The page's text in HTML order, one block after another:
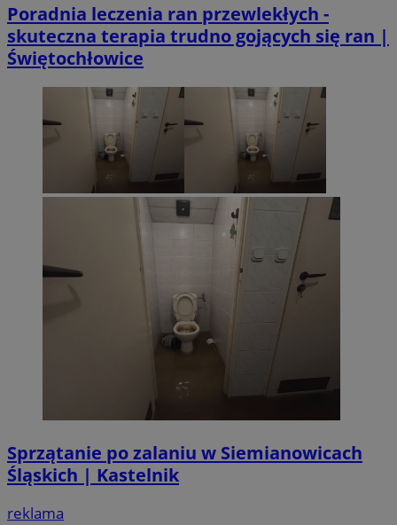
Poradnia leczenia ran przewlekłych -
skuteczna terapia trudno gojących się ran |
Świętochłowice
Sprzątanie po zalaniu w Siemianowicach
Śląskich | Kastelnik
reklama